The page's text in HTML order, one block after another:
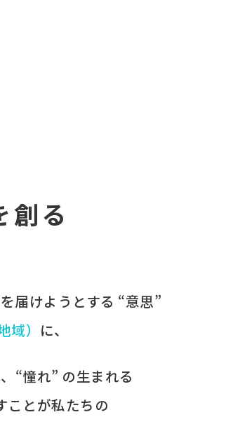
創る
届けようとする​ “意思”
域） に、​
​“憧れ” の​生まれる
ことが​私たちの​